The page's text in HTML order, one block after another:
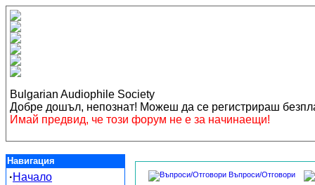
Bulgarian Audiophile Society
Добре дошъл, непознат! Можеш да се регистрираш
Имай предвид, че този форум не е за начинаещи!
Навигация
·Начало
Въпроси/Отговори